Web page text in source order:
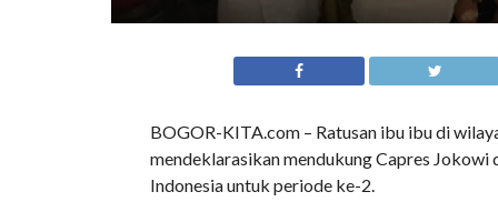
BOGOR-KITA.com – Ratusan ibu ibu di
mendeklarasikan mendukung Capres
Indonesia untuk periode ke-2.